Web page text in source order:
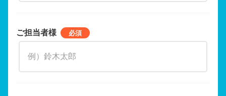
ご担当者様